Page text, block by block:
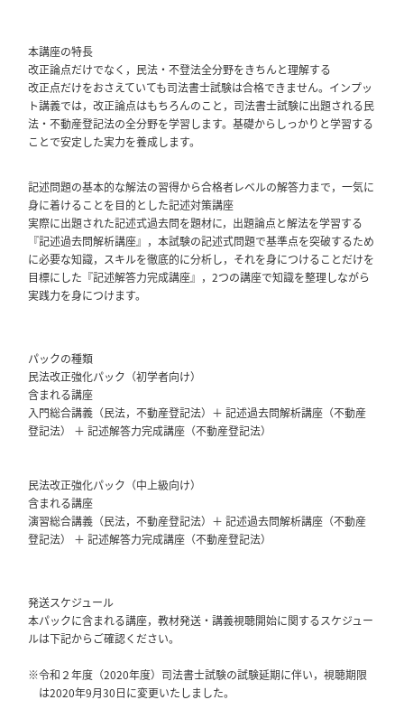
本講座の特長
改正論点だけでなく，民法・不登法全分野をきちんと理解する
改正点だけをおさえていても司法書士試験は合格できません。インプッ
ト講義では，改正論点はもちろんのこと，司法書士試験に出題される民
法・不動産登記法の全分野を学習します。基礎からしっかりと学習する
ことで安定した実力を養成します。
記述問題の基本的な解法の習得から合格者レベルの解答力まで，一気に
身に着けることを目的とした記述対策講座
実際に出題された記述式過去問を題材に，出題論点と解法を学習する
『記述過去問解析講座』，本試験の記述式問題で基準点を突破するため
に必要な知識，スキルを徹底的に分析し，それを身につけることだけを
目標にした『記述解答力完成講座』，2つの講座で知識を整理しながら
実践力を身につけます。
パックの種類
民法改正強化パック（初学者向け）
含まれる講座
入門総合講義（民法，不動産登記法）＋ 記述過去問解析講座（不動産
登記法） ＋ 記述解答力完成講座（不動産登記法）
民法改正強化パック（中上級向け）
含まれる講座
演習総合講義（民法，不動産登記法）＋ 記述過去問解析講座（不動産
登記法） ＋ 記述解答力完成講座（不動産登記法）
発送スケジュール
本パックに含まれる講座，教材発送・講義視聴開始に関するスケジュー
ルは下記からご確認ください。
※令和２年度（2020年度）司法書士試験の試験延期に伴い，視聴期限
は2020年9月30日に変更いたしました。